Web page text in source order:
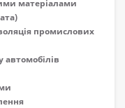
матеріалами
промислових
автомобілів